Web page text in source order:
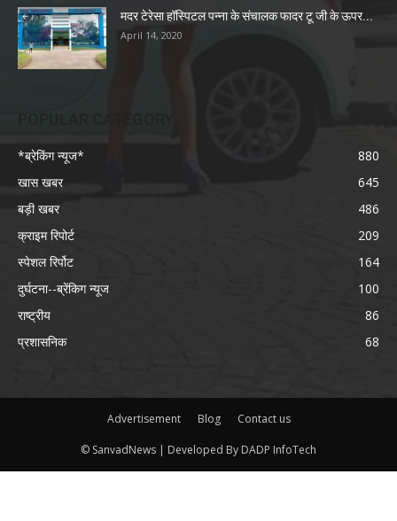
मदर टेरेसा हॉस्पिटल पन्ना के संचालक फादर टू जी के ऊपर...
April 14, 2020
*ब्रेकिंग न्यूज*
880
खास खबर
645
बड़ी खबर
486
क्राइम रिपोर्ट
209
स्पेशल रिर्पोट
164
दुर्घटना--ब्रेंकिग न्यूज
100
राष्ट्रीय
86
प्रशासनिक
68
Advertisement Blog Contact us
© SanvadNews | Developed By DADP InfoTech